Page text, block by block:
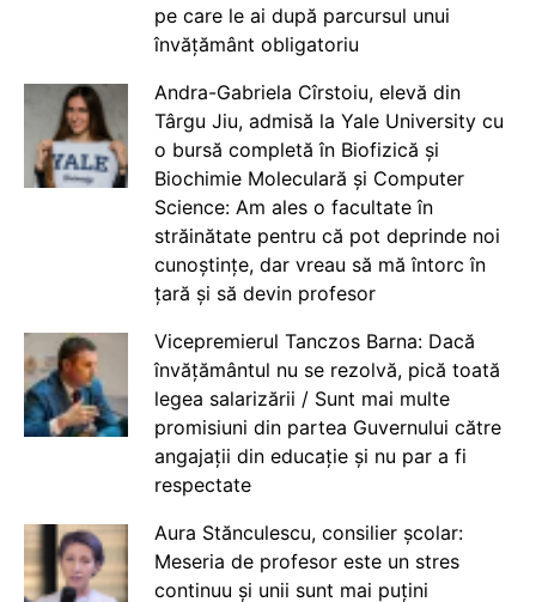
pe care le ai după parcursul unui
învățământ obligatoriu
Andra-Gabriela Cîrstoiu, elevă din
Târgu Jiu, admisă la Yale University cu
o bursă completă în Biofizică și
Biochimie Moleculară și Computer
Science: Am ales o facultate în
străinătate pentru că pot deprinde noi
cunoștințe, dar vreau să mă întorc în
țară și să devin profesor
Vicepremierul Tanczos Barna: Dacă
învățământul nu se rezolvă, pică toată
legea salarizării / Sunt mai multe
promisiuni din partea Guvernului către
angajații din educație și nu par a fi
respectate
Aura Stănculescu, consilier școlar:
Meseria de profesor este un stres
continuu și unii sunt mai puțini